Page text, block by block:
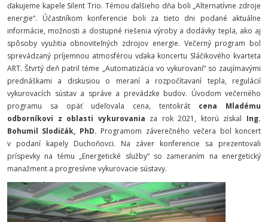
ďakujeme kapele Silent Trio. Témou ďalšieho dňa boli „Alternatívne zdroje
energie“. Účastníkom konferencie boli za tieto dni podané aktuálne
informácie, možnosti a dostupné riešenia výroby a dodávky tepla, ako aj
spôsoby využitia obnoviteľných zdrojov energie. Večerný program bol
sprevádzaný príjemnou atmosférou vďaka koncertu Sláčikového kvarteta
ART. Štvrtý deň patril téme „Automatizácia vo vykurovaní“ so zaujímavými
prednáškami a diskusiou o meraní a rozpočítavaní tepla, regulácií
vykurovacích sústav a správe a prevádzke budov. Úvodom večerného
programu sa opäť udeľovala cena, tentokrát cena Mladému
odborníkovi z oblasti vykurovania za rok 2021, ktorú získal Ing.
Bohumil Slodičák, PhD. Programom záverečného večera bol koncert
v podaní kapely Duchoňovci. Na záver konferencie sa prezentovali
príspevky na tému „Energetické služby“ so zameraním na energetický
manažment a progresívne vykurovacie sústavy.